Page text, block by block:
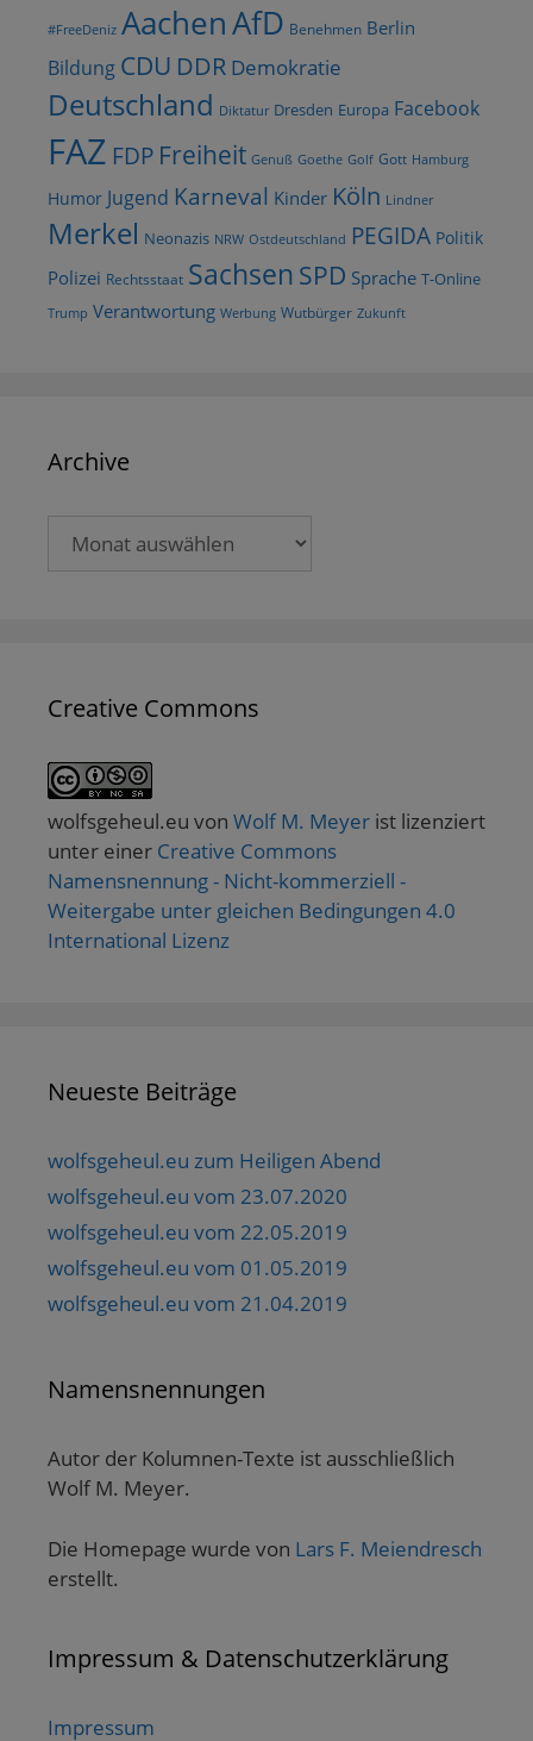
#FreeDeniz AachenAfD Benehmen Berlin
Bildung CDU DDR Demokratie
Deutschland Diktatur Dresden Europa Facebook
FAZ FDP Freiheit Genuß Goethe Golf Gott Hamburg
Humor Jugend Karneval Kinder Köln Lindner
Merkel Neonazis NRW Ostdeutschland PEGIDA Politik
Polizei Rechtsstaat Sachsen SPD Sprache T-Online
Trump Verantwortung Werbung Wutbürger Zukunft
Archive
Creative Commons
wolfsgeheul.eu von Wolf M. Meyer ist lizenziert
unter einer Creative Commons
Namensnennung - Nicht-kommerziell -
Weitergabe unter gleichen Bedingungen 4.0
International Lizenz
Neueste Beiträge
wolfsgeheul.eu zum Heiligen Abend
wolfsgeheul.eu vom 23.07.2020
wolfsgeheul.eu vom 22.05.2019
wolfsgeheul.eu vom 01.05.2019
wolfsgeheul.eu vom 21.04.2019
Namensnennungen
Autor der Kolumnen-Texte ist ausschließlich
Wolf M. Meyer.
Die Homepage wurde von Lars F. Meiendresch
erstellt.
Impressum & Datenschutzerklärung
Impressum